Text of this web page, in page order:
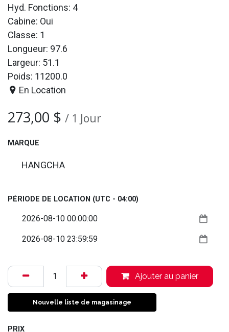
Hyd. Fonctions: 4
Cabine: Oui
Classe: 1
Longueur: 97.6
Largeur: 51.1
Poids: 11200.0
En Location
273,00 $ / 1 Jour
MARQUE
HANGCHA
PÉRIODE DE LOCATION (UTC - 04:00)
Ajouter au panier
Nouvelle liste de magasinage
PRIX